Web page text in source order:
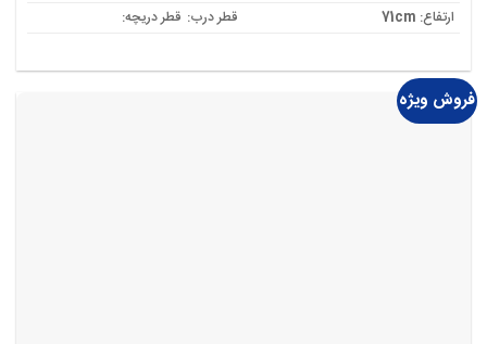
ارتفاع: 71cm قطر درب: قطر دریچه:
فروش ویژه